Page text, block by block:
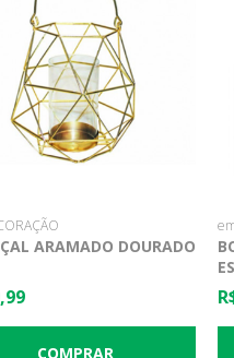
ARAMADO DOURADO